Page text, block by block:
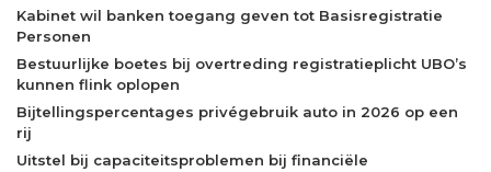
Kabinet wil banken toegang geven tot Basisregistratie
Personen
Bestuurlijke boetes bij overtreding registratieplicht UBO’s
kunnen flink oplopen
Bijtellingspercentages privégebruik auto in 2026 op een
rij
Uitstel bij capaciteitsproblemen bij financiële